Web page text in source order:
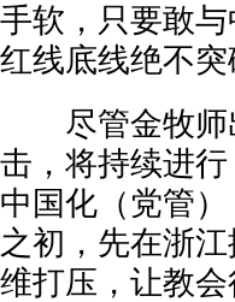
手软，只要敢
红线底线绝不
尽管金牧师
击，将持续进
中国化（党管
之初，先在浙
维打压，让教